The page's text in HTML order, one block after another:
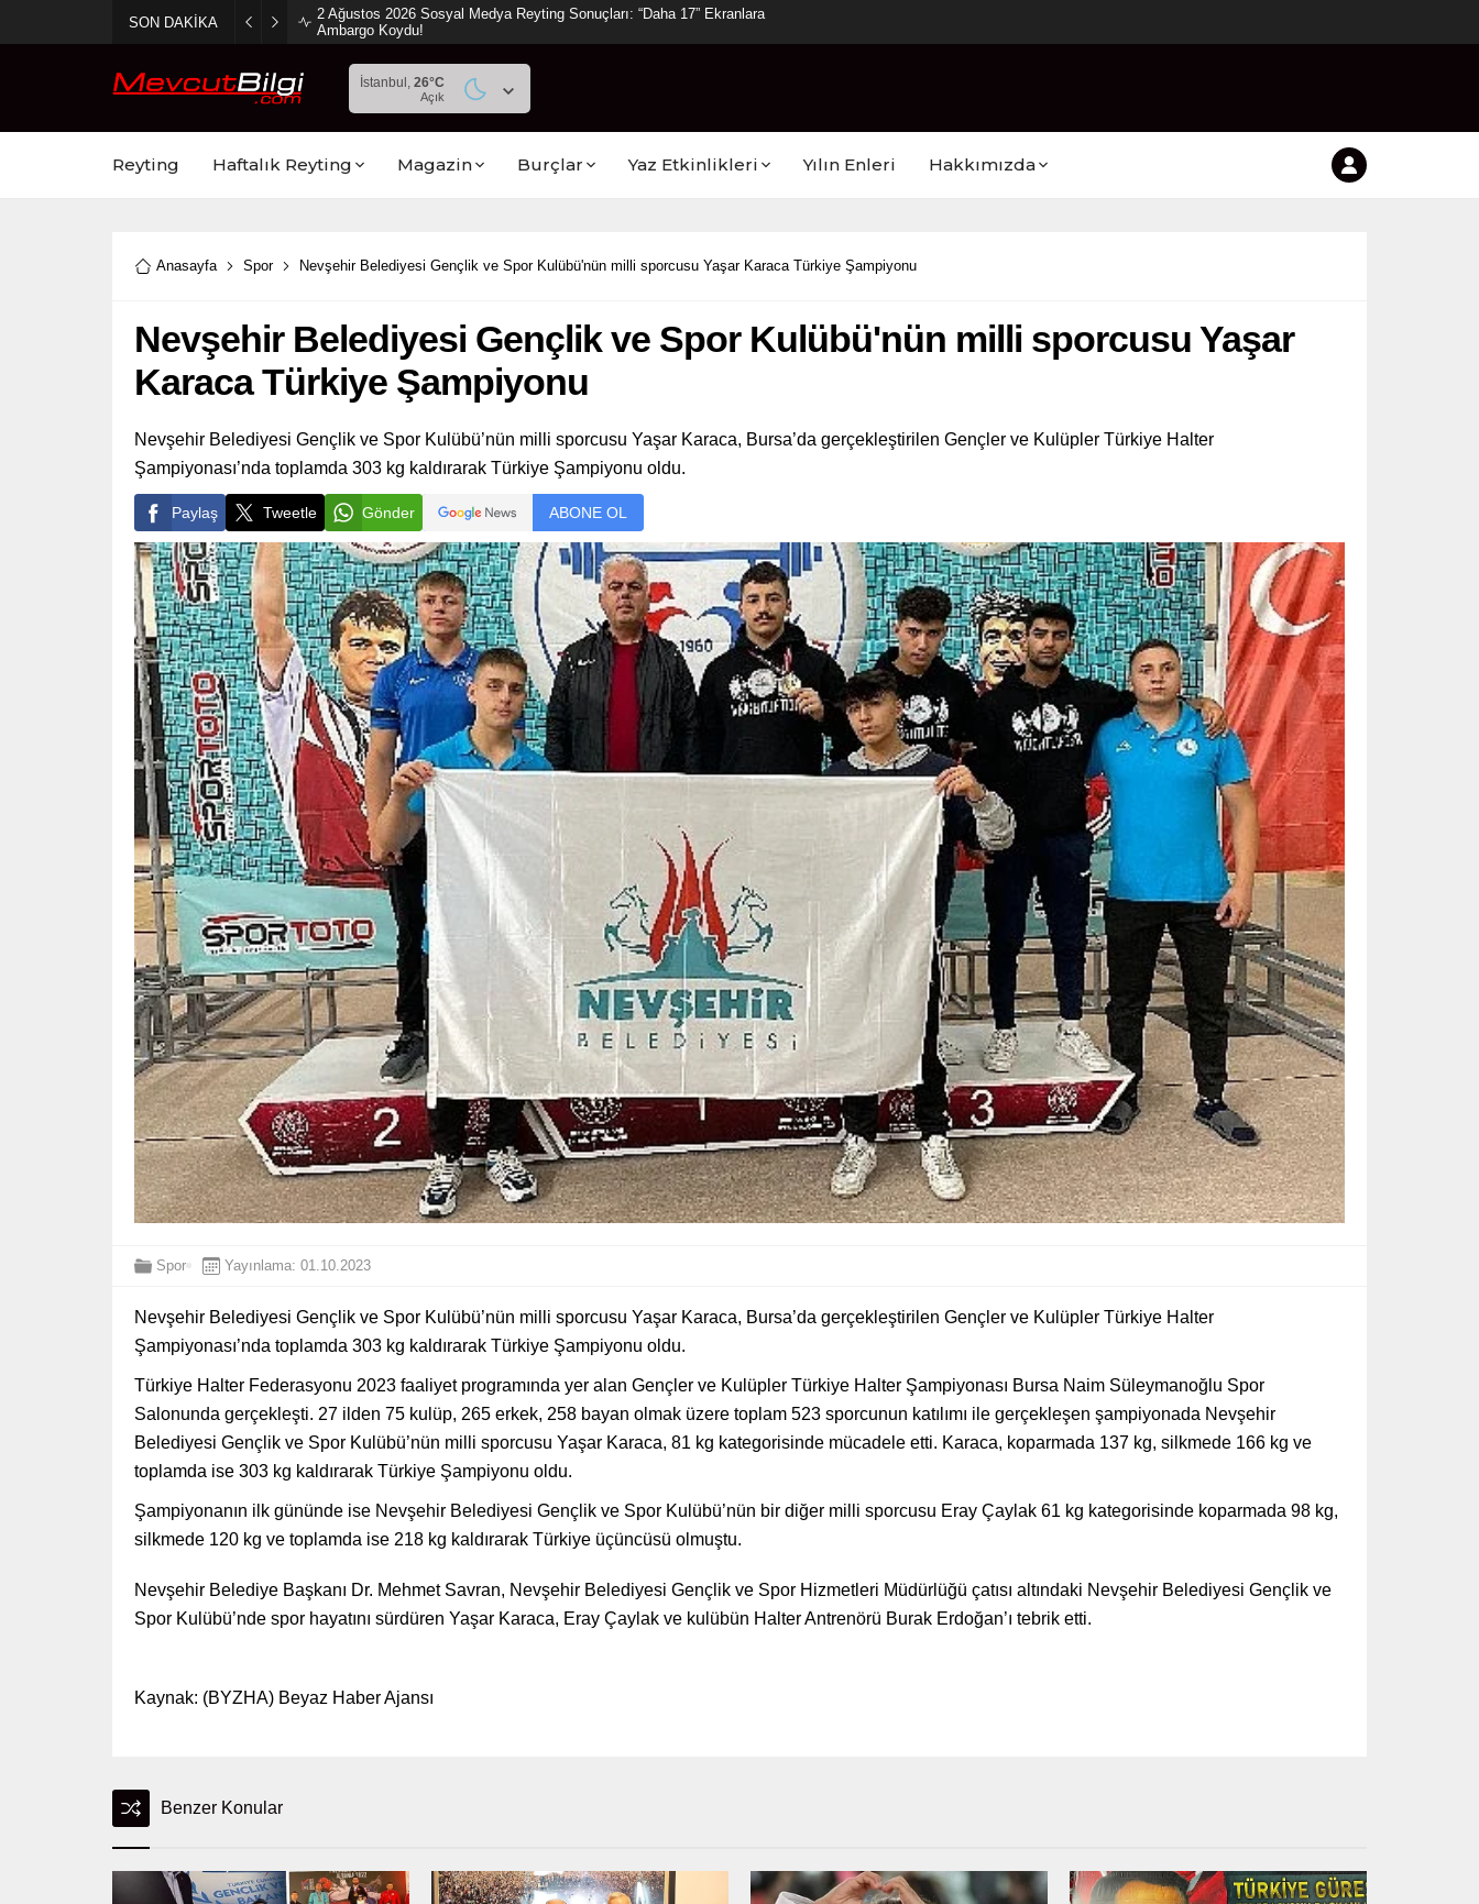
SON DAKİKA
2 Ağustos 2026 Sosyal Medya Reyting Sonuçları: “Daha 17” Ekranlara
Ambargo Koydu!
İstanbul, 26°C
Açık
Reyting Haftalık Reyting Magazin Burçlar Yaz Etkinlikleri Yılın Enleri Hakkımızda
Anasayfa Spor Nevşehir Belediyesi Gençlik ve Spor Kulübü'nün milli sporcusu Yaşar Karaca Türkiye Şampiyonu
Nevşehir Belediyesi Gençlik ve Spor Kulübü'nün milli sporcusu Yaşar
Karaca Türkiye Şampiyonu
Nevşehir Belediyesi Gençlik ve Spor Kulübü’nün milli sporcusu Yaşar Karaca, Bursa’da gerçekleştirilen Gençler ve Kulüpler Türkiye Halter
Şampiyonası’nda toplamda 303 kg kaldırarak Türkiye Şampiyonu oldu.
Paylaş Tweetle Gönder ABONE OL
Spor Yayınlama: 01.10.2023
Nevşehir Belediyesi Gençlik ve Spor Kulübü’nün milli sporcusu Yaşar Karaca, Bursa’da gerçekleştirilen Gençler ve Kulüpler Türkiye Halter
Şampiyonası’nda toplamda 303 kg kaldırarak Türkiye Şampiyonu oldu.
Türkiye Halter Federasyonu 2023 faaliyet programında yer alan Gençler ve Kulüpler Türkiye Halter Şampiyonası Bursa Naim Süleymanoğlu Spor
Salonunda gerçekleşti. 27 ilden 75 kulüp, 265 erkek, 258 bayan olmak üzere toplam 523 sporcunun katılımı ile gerçekleşen şampiyonada Nevşehir
Belediyesi Gençlik ve Spor Kulübü’nün milli sporcusu Yaşar Karaca, 81 kg kategorisinde mücadele etti. Karaca, koparmada 137 kg, silkmede 166 kg ve
toplamda ise 303 kg kaldırarak Türkiye Şampiyonu oldu.
Şampiyonanın ilk gününde ise Nevşehir Belediyesi Gençlik ve Spor Kulübü’nün bir diğer milli sporcusu Eray Çaylak 61 kg kategorisinde koparmada 98 kg,
silkmede 120 kg ve toplamda ise 218 kg kaldırarak Türkiye üçüncüsü olmuştu.
Nevşehir Belediye Başkanı Dr. Mehmet Savran, Nevşehir Belediyesi Gençlik ve Spor Hizmetleri Müdürlüğü çatısı altındaki Nevşehir Belediyesi Gençlik ve
Spor Kulübü’nde spor hayatını sürdüren Yaşar Karaca, Eray Çaylak ve kulübün Halter Antrenörü Burak Erdoğan’ı tebrik etti.
Kaynak: (BYZHA) Beyaz Haber Ajansı
Benzer Konular